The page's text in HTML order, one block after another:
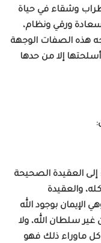
وشقاء في حياة
ورقي ونظام،
هذه الصفات الوجهة
إلا من حدها
إلى العقيدة الصحيحة
والعقيدة
الإيمان بوجود الله
غير سلطان الله، ولا
ماوراء ذلك فهو